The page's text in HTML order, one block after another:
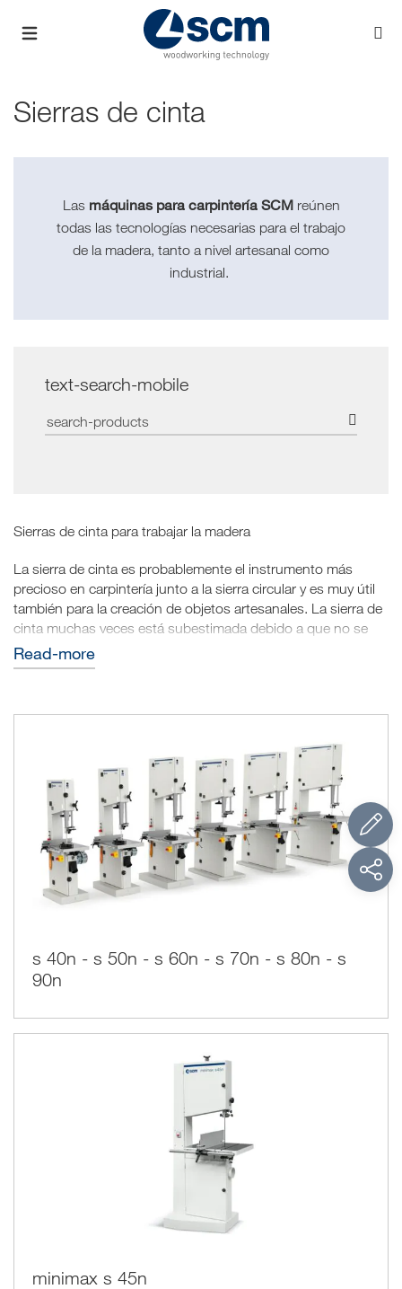
Sierras de cinta
Las máquinas para carpintería SCMreúnen
todas las tecnologías necesarias para el trabajo
de la madera, tanto a nivel artesanal como
industrial.
text-search-mobile
Sierras de cinta para trabajar la madera
La sierra de cinta es probablemente el instrumento más
precioso en carpintería junto a la sierra circular y es muy útil
también para la creación de objetos artesanales. La sierra de
cinta muchas veces está subestimada debido a que no se
entiende completamente su verdadero potencial.
compuesta por una rueda superior y una inferior. El diámetro
de las ruedas determina la dimensión de la sección de la
sierra.
Una hoja de sierra continua se mueve de la rueda superior a
la rueda inferior y se regresa. La dirección de los dientes
apunta siempre hacia la mesa haciendo que la sierra de cinta
sea muy segura de usar. A diferencia de la perforación, la
sierra de cinta no crea vibraciones durante el funcionamiento
Las hojas varían en anchura dando mucha flexibilidad:
más estrecha está la hoja, más nítida es la precisión del
corte transversal.
Las características de una sierra cinta
La sierra tiene 2 guías-hoja, una arriba de la mesa y una
abajo, para mantener firme la hoja. Una
característica peculiar della sierra cinta es la posibilidad de
variar la profundidad de corte, cambiando la regulación de la
guía superior. Cambiando diferentes anchuras de hoja,
es posible realizar diferentes trabajos con su sierra cinta.
read-more
s 40n - s 50n - s 60n - s 70n - s 80n - s
90n
minimax s 45n